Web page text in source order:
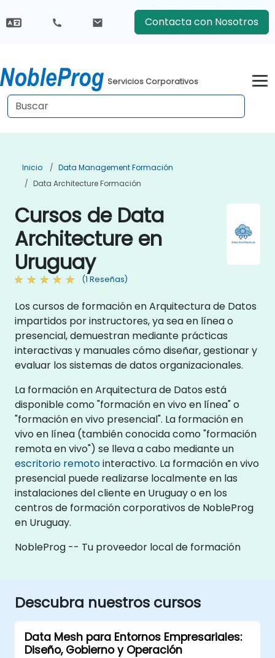
Contacta con Nosotros
Servicios Corporativos
Inicio
Data Management Formación
Data Architecture Formación
Cursos de Data
Architecture en
Uruguay
(1 Reseñas)
Los cursos de formación en Arquitectura de Datos
impartidos por instructores, ya sea en línea o
presencial, demuestran mediante prácticas
interactivas y manuales cómo diseñar, gestionar y
evaluar los sistemas de datos organizacionales.
La formación en Arquitectura de Datos está
disponible como "formación en vivo en línea" o
"formación en vivo presencial". La formación en
vivo en línea (también conocida como "formación
remota en vivo") se lleva a cabo mediante un
escritorio remotointeractivo. La formación en vivo
presencial puede realizarse localmente en las
instalaciones del cliente en Uruguay o en los
centros de formación corporativos de NobleProg
en Uruguay.
NobleProg -- Tu proveedor local de formación
Descubra nuestros cursos
Data Mesh para Entornos Empresariales:
Diseño, Gobierno y Operación